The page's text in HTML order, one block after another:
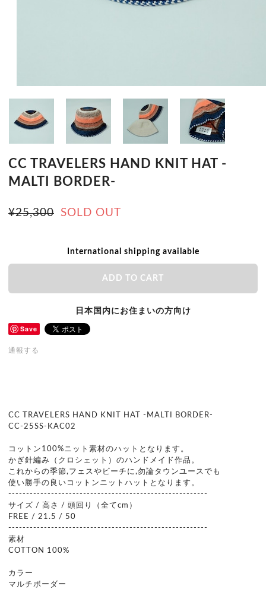
CC TRAVELERS HAND KNIT HAT -
MALTI BORDER-
¥25,300 SOLD OUT
International shipping available
ADD TO CART
日本国内にお住まいの方向け
Save
通報する
CC TRAVELERS HAND KNIT HAT -MALTI BORDER-
CC-25SS-KAC02
コットン100%ニット素材のハットとなります。
かぎ針編み（クロシェット）のハンドメイド作品。
これからの季節,フェスやビーチに,勿論タウンユースでも
使い勝手の良いコットンニットハットとなります。
--------------------------------------------------------
サイズ / 高さ / 頭回り（全てcm）
FREE / 21.5 / 50
--------------------------------------------------------
素材
COTTON 100%
カラー
マルチボーダー